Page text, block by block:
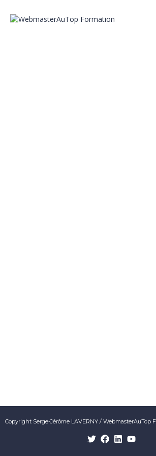
Copyright Serge-Jérôme LAVERNY / WebmasterAuTop